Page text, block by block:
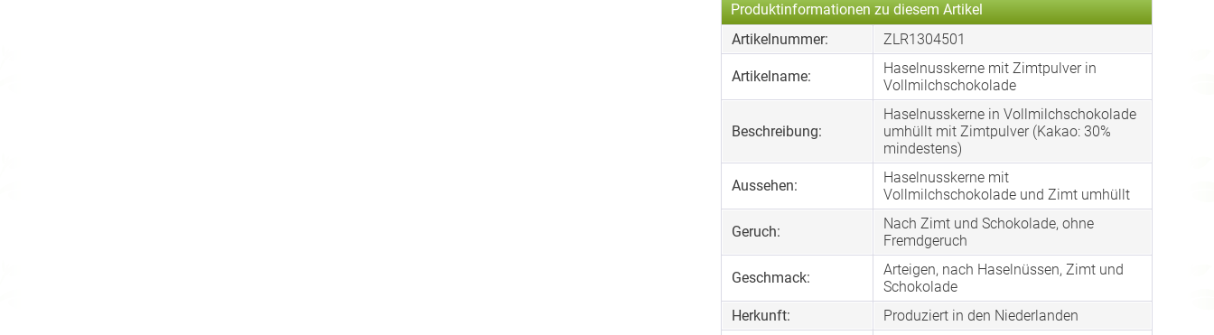
Produktinformationen zu diesem Artikel
Artikelnummer:
ZLR1304501
Artikelname:
Haselnusskerne mit Zimtpulver in
Vollmilchschokolade
Beschreibung:
Haselnusskerne in Vollmilchschokolade
umhüllt mit Zimtpulver (Kakao: 30%
mindestens)
Aussehen:
Haselnusskerne mit
Vollmilchschokolade und Zimt umhüllt
Geruch:
Nach Zimt und Schokolade, ohne
Fremdgeruch
Geschmack:
Arteigen, nach Haselnüssen, Zimt und
Schokolade
Herkunft:
Produziert in den Niederlanden